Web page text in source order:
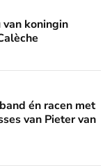
de
koningin
met auto's: dit zijn
én racen met
van Pieter van